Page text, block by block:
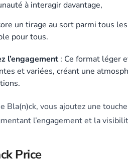
à interagir davantage,
un tirage au sort parmi tous
pour tous.
l’engagement: Ce format léger
et variées, créant une
Bla(n)ck, vous ajoutez une
l’engagement et la
Price